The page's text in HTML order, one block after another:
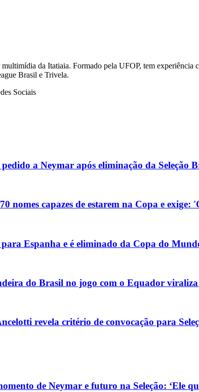
da Itatiaia. Formado pela UFOP, tem
Brasil e Trivela.
Sociais
a Neymar após eliminação da Seleção
nomes capazes de estarem na Copa e
Espanha e é eliminado da Copa do
do Brasil no jogo com o Equador viraliza
revela critério de convocação para
de Neymar e futuro na Seleção: ‘Ele